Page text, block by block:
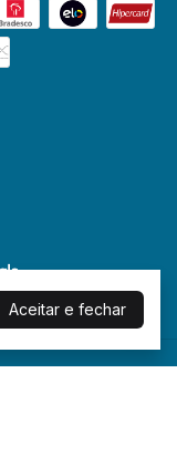
Aceitar e fechar